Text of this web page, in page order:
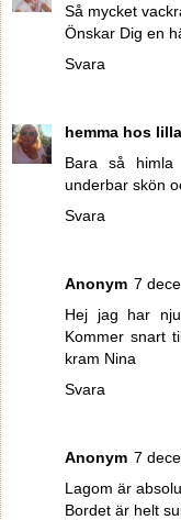
Så mycket
Önskar Dig en
Svara
hemma hos
Bara så himla
underbar skön
Svara
Anonym 7
Hej jag har
Kommer snart
kram Nina
Svara
Anonym 7
Lagom är
Bordet är helt